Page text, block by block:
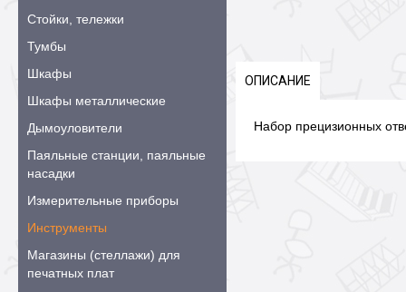
Стойки, тележки
Тумбы
Шкафы
Шкафы металлические
Дымоуловители
Паяльные станции, паяльные
насадки
Измерительные приборы
Инструменты
Магазины (стеллажи) для
печатных плат
ОПИСАНИЕ
Набор прецизионных